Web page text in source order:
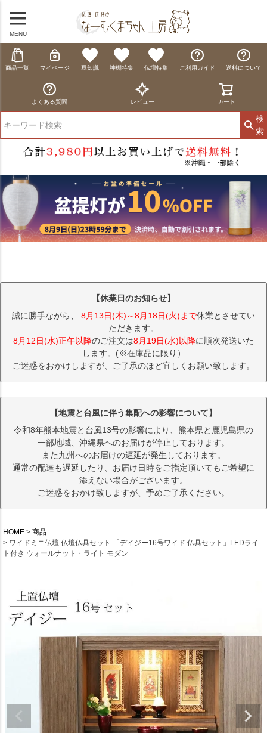
MENU
商品一覧 マイページ 豆知識 神棚特集 仏壇特集 ご利用ガイド 送料について
よくある質問 レビュー カート
検
索
【休業日のお知らせ】
誠に勝手ながら、 8月13日(木)～8月18日(火)まで休業とさせてい
ただきます。
8月12日(水)正午以降のご注文は8月19日(水)以降に順次発送いた
します。(※在庫品に限り）
ご迷惑をおかけしますが、ご了承のほど宜しくお願い致します。
【地震と台風に伴う集配への影響について】
令和8年熊本地震と台風13号の影響により、熊本県と鹿児島県の
一部地域、沖縄県へのお届けが停止しております。
また九州へのお届けの遅延が発生しております。
通常の配達も遅延したり、お届け日時をご指定頂いてもご希望に
添えない場合がございます。
ご迷惑をおかけ致しますが、予めご了承ください。
HOME
商品
ワイドミニ仏壇 仏壇仏具セット 「デイジー16号ワイド 仏具セット」LEDライ
ト付き ウォールナット・ライト モダン